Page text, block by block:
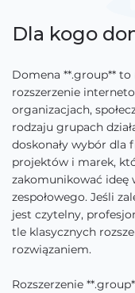
Dla kogo
Domena **.group**
rozszerzenie
organizacjach,
rodzaju grupach
doskonały wybór dla
projektów i marek,
zakomunikować ideę
zespołowego. Jeśli
jest czytelny,
tle klasycznych
rozwiązaniem.
Rozszerzenie